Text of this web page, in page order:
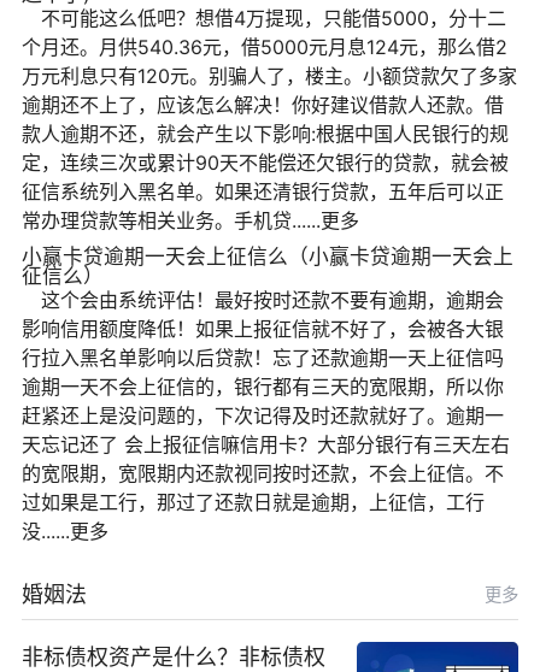
不可能这么低吧？想借4万提现，只能借5000，分十二
个月还。月供540.36元，借5000元月息124元，那么借2
万元利息只有120元。别骗人了，楼主。小额贷款欠了多家
逾期还不上了，应该怎么解决！你好建议借款人还款。借
款人逾期不还，就会产生以下影响:根据中国人民银行的规
定，连续三次或累计90天不能偿还欠银行的贷款，就会被
征信系统列入黑名单。如果还清银行贷款，五年后可以正
常办理贷款等相关业务。手机贷......更多
小赢卡贷逾期一天会上征信么（小赢卡贷逾期一天会上
征信么）
这个会由系统评估！最好按时还款不要有逾期，逾期会
影响信用额度降低！如果上报征信就不好了，会被各大银
行拉入黑名单影响以后贷款！忘了还款逾期一天上征信吗
逾期一天不会上征信的，银行都有三天的宽限期，所以你
赶紧还上是没问题的，下次记得及时还款就好了。逾期一
天忘记还了 会上报征信嘛信用卡？大部分银行有三天左右
的宽限期，宽限期内还款视同按时还款，不会上征信。不
过如果是工行，那过了还款日就是逾期，上征信，工行
没......更多
婚姻法 更多
非标债权资产是什么？非标债权